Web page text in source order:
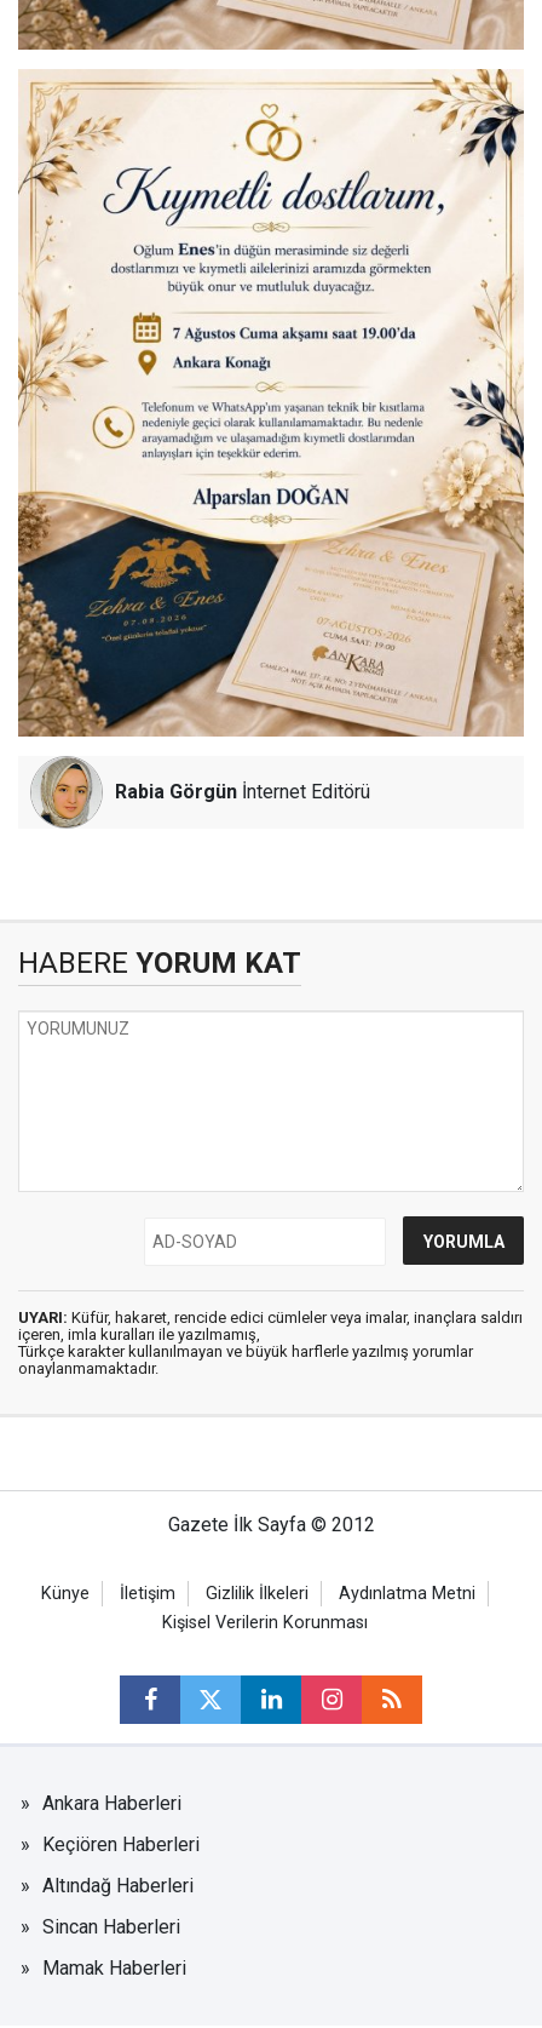
Rabia Görgün İnternet Editörü
HABERE YORUM KAT
UYARI: Küfür, hakaret, rencide edici cümleler veya imalar, inançlara saldırı
içeren, imla kuralları ile yazılmamış,
Türkçe karakter kullanılmayan ve büyük harflerle yazılmış yorumlar
onaylanmamaktadır.
Gazete İlk Sayfa © 2012
Künye İletişim Gizlilik İlkeleri
Aydınlatma Metni
Kişisel Verilerin Korunması
Ankara Haberleri
Keçiören Haberleri
Altındağ Haberleri
Sincan Haberleri
Mamak Haberleri